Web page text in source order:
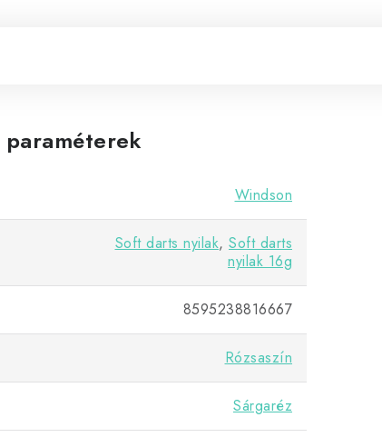
Windson
Soft darts nyilak, Soft darts
nyilak 16g
8595238816667
Rózsaszín
Sárgaréz